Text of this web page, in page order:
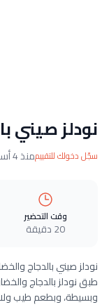
نودلز صيني
سجّل دخولك للتقييممنذ 4 أسابيع
وقت التحضير
20 دقيقة
نودلز صيني بالدجاج
طبق نودلز بالدجاج
وبسيطة، وبطعم طيب